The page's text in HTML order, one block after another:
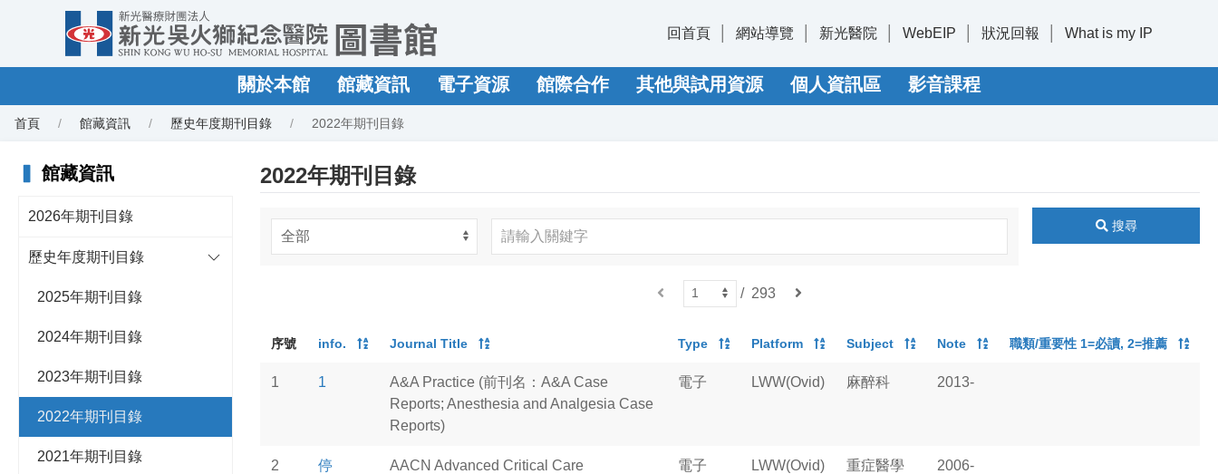
回首頁 網站導覽 新光醫院 WebEIP 狀況回報 What is my IP
關於本館 館藏資訊 電子資源 館際合作 其他與試用資源 個人資訊區 影音課程
首頁 館藏資訊 歷史年度期刊目錄 2022年期刊目錄
館藏資訊
2026年期刊目錄
歷史年度期刊目錄
2025年期刊目錄
2024年期刊目錄
2023年期刊目錄
2022年期刊目錄
2021年期刊目錄
2022年期刊目錄
搜尋
頁
/ 293
下
序號 info. Journal Title Type Platform Subject Note 職類/重要性 1=必讀, 2=推薦
1 1
A&A Practice (前刊名：A&A Case
Reports; Anesthesia and Analgesia Case
Reports)
電子 LWW(Ovid) 麻醉科 2013-
2 停 AACN Advanced Critical Care 電子 LWW(Ovid) 重症醫學
2006-